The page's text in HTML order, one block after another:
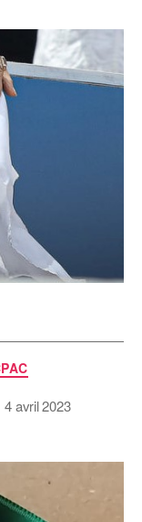
4 avril 2023